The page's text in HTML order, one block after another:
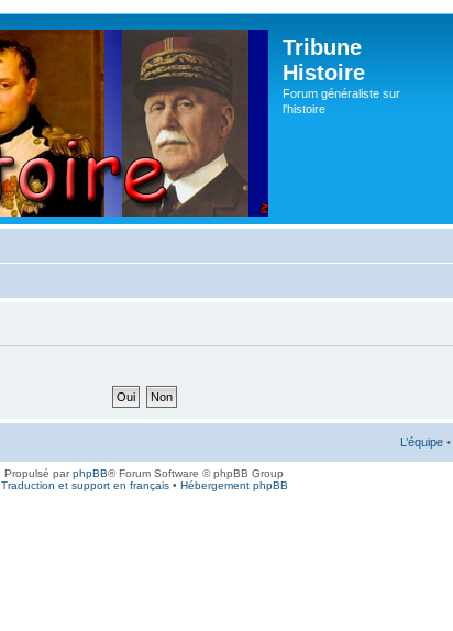
Tribune
Histoire
Forum généraliste sur
l'histoire
L’équipe •
Propulsé parphpBB® Forum Software © phpBB Group
Traduction et support en français• Hébergement phpBB